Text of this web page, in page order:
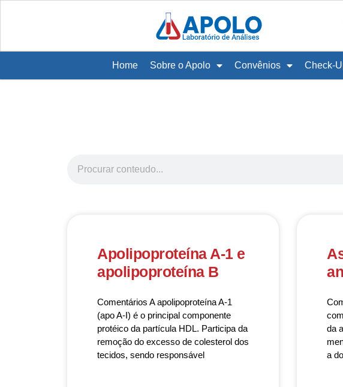
Home Sobre o Apolo Convênios Check-
Apolipoproteína A-1 e
apolipoproteína B
Comentários A apolipoproteína A-1
(apo A-I) é o principal componente
protéico da partícula HDL. Participa da
remoção do excesso de colesterol dos
tecidos, sendo responsável
da
a